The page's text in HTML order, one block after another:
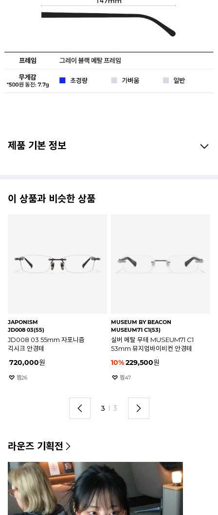
제품 기본 정보
이 상품과 비슷한 상품
JAPONISM
JD008 03(55)
JD008 03 55mm 자포니즘
긱시크 안경테
720,000원
찜26
MUSEUM BY BEACON
MUSEUM71 C1(53)
실버 메탈 무테 MUSEUM71 C1
53mm 뮤지엄바이비컨 안경테
10%229,500원
찜47
3 I 3
라운즈 기획전